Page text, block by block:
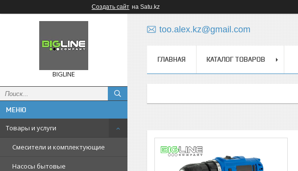
Создать сайт на Satu.kz
BIGLINE
Товары и услуги
Смесители и комплектующие
Насосы бытовые
too.alex.kz@gmail.com
ГЛАВНАЯ КАТАЛОГ ТОВАРОВ